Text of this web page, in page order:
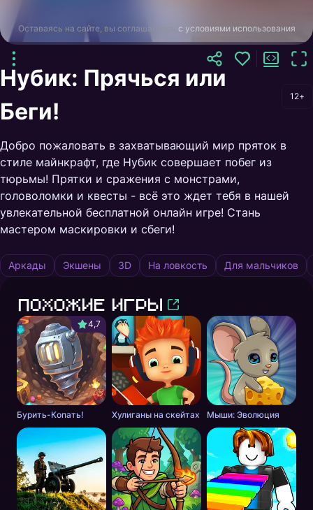
Оставаясь на сайте, вы соглашаетесь с условиями использования
Нубик: Прячься или
Беги!
12+
Добро пожаловать в захватывающий мир пряток в
стиле майнкрафт, где Нубик совершает побег из
тюрьмы! Прятки и сражения с монстрами,
головоломки и квесты - всё это ждет тебя в нашей
увлекательной бесплатной онлайн игре! Стань
мастером маскировки и сбеги!
Аркады Экшены 3D На ловкость Для мальчиков
Похожие игры
4,7
Бурить-Копать! Хулиганы на скейтах Мыши: Эволюция